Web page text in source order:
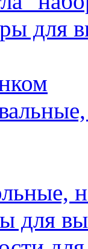
для
для